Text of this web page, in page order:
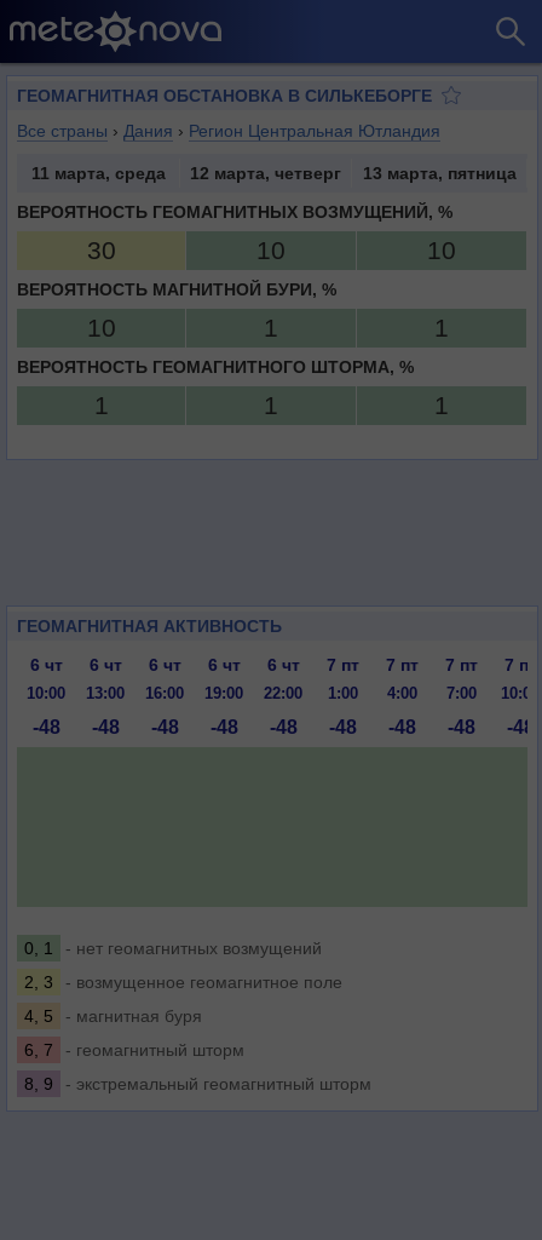
ГЕОМАГНИТНАЯ ОБСТАНОВКА В СИЛЬКЕБОРГЕ
Все страны › Дания › Регион Центральная Ютландия
11 марта, среда 12 марта, четверг
13 марта, пятница
ВЕРОЯТНОСТЬ ГЕОМАГНИТНЫХ ВОЗМУЩЕНИЙ, %
30 10 10
ВЕРОЯТНОСТЬ МАГНИТНОЙ БУРИ, %
10 1 1
ВЕРОЯТНОСТЬ ГЕОМАГНИТНОГО ШТОРМА, %
1 1 1
ГЕОМАГНИТНАЯ АКТИВНОСТЬ
6 чт
6 чт 6 чт 6 чт 6 чт 7 пт 7 пт 7 пт 7 пт
10:00 13:00 16:00 19:00 22:00 1:00 4:00 7:00 10:00
-48 -48 -48 -48 -48 -48 -48 -48 -48
0, 1
- нет геомагнитных возмущений
2, 3
- возмущенное геомагнитное поле
4, 5
- магнитная буря
6, 7
- геомагнитный шторм
8, 9
- экстремальный геомагнитный шторм